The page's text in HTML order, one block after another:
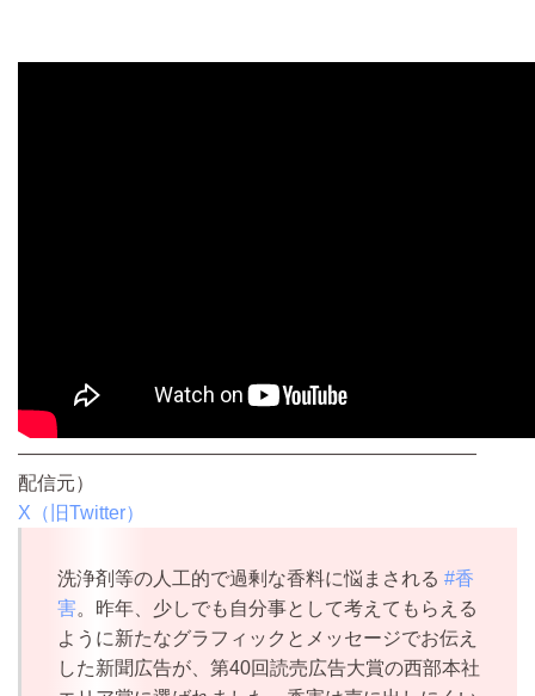
————————————————————————
配信元）
X（旧Twitter）
洗浄剤等の人工的で過剰な香料に悩まされる #香
害。昨年、少しでも自分事として考えてもらえる
ように新たなグラフィックとメッセージでお伝え
した新聞広告が、第40回読売広告大賞の西部本社